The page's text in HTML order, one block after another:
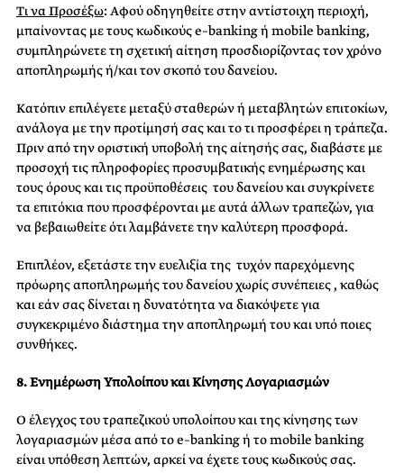
Τι να Προσέξω: Αφού οδηγηθείτε στην αντίστοιχη περιοχή,
μπαίνοντας με τους κωδικούςe–banking ή mobilebanking,
συμπληρώνετε τη σχετική αίτηση προσδιορίζοντας τον χρόνο
αποπληρωμής ή/και τον σκοπό του δανείου.
Κατόπιν επιλέγετε μεταξύ σταθερών ή μεταβλητών επιτοκίων,
ανάλογα με την προτίμησή σας και το τι προσφέρει η τράπεζα.
Πριν από την οριστική υποβολή της αίτησής σας, διαβάστε με
προσοχή τις πληροφορίες προσυμβατικής ενημέρωσης και
τους όρους και τις προϋποθέσεις του δανείου και συγκρίνετε
τα επιτόκια που προσφέρονται με αυτά άλλων τραπεζών, για
να βεβαιωθείτε ότι λαμβάνετε την καλύτερη προσφορά.
Επιπλέον, εξετάστε την ευελιξία της τυχόν παρεχόμενης
πρόωρης αποπληρωμής του δανείου χωρίς συνέπειες , καθώς
και εάν σας δίνεται η δυνατότητα να διακόψετε για
συγκεκριμένο διάστημα την αποπληρωμή του και υπό ποιες
συνθήκες.
8. Ενημέρωση Υπολοίπου και Κίνησης Λογαριασμών
Ο έλεγχος του τραπεζικού υπολοίπου και της κίνησης των
λογαριασμών μέσα από τοe–banking ή τοmobilebanking
είναι υπόθεση λεπτών, αρκεί να έχετε τους κωδικούς σας.